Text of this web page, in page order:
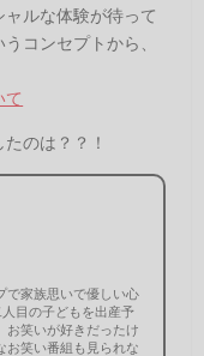
ルな体験が待って
コンセプトから、
て
のは？？！
で家族思いで優しい心
目の子どもを出産予
お笑いが好きだったけ
お笑い番組も見られな